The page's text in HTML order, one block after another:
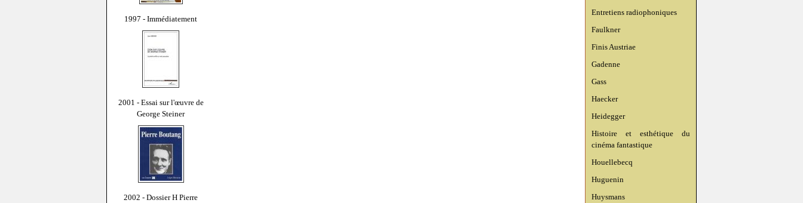
1997 - Immédiatement
2001 - Essai sur l'œuvre de
George Steiner
2002 - Dossier H Pierre
Entretiens radiophoniques
Faulkner
Finis Austriae
Gadenne
Gass
Haecker
Heidegger
Histoire et esthétique du
cinéma fantastique
Houellebecq
Huguenin
Huysmans